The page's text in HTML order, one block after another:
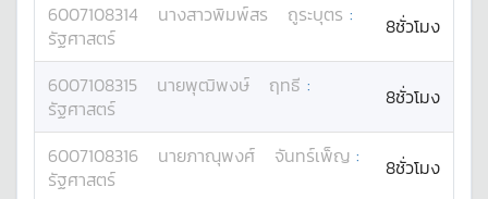
6007108314 นางสาวพิมพ์สร ถูระบุตร :
รัฐศาสตร์
8ชั่วโมง
6007108315 นายพุฒิพงษ์ ฤทธี :
รัฐศาสตร์
8ชั่วโมง
6007108316 นายภาณุพงศ์ จันทร์เพ็ญ :
รัฐศาสตร์
8ชั่วโมง